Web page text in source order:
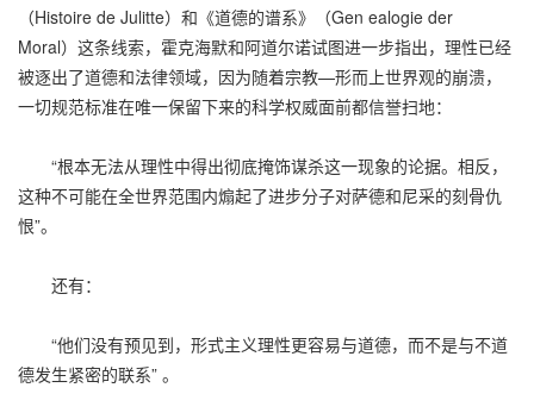
（Histoire de Julitte）和《道德的谱系》（Gen ealogie der
Moral）这条线索，霍克海默和阿道尔诺试图进一步指出，理性已经
被逐出了道德和法律领域，因为随着宗教—形而上世界观的崩溃，
一切规范标准在唯一保留下来的科学权威面前都信誉扫地：
“根本无法从理性中得出彻底掩饰谋杀这一现象的论据。相反，
这种不可能在全世界范围内煽起了进步分子对萨德和尼采的刻骨仇
恨”。
还有：
“他们没有预见到，形式主义理性更容易与道德，而不是与不道
德发生紧密的联系” 。